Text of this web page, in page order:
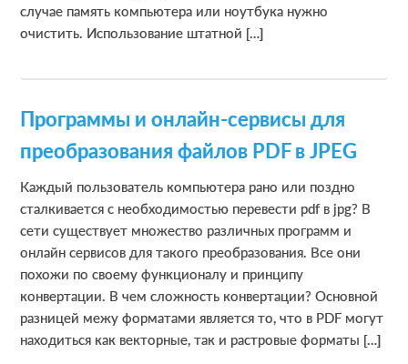
случае память компьютера или ноутбука нужно
очистить. Использование штатной […]
Программы и онлайн-сервисы для
преобразования файлов PDF в JPEG
Каждый пользователь компьютера рано или поздно
сталкивается с необходимостью перевести pdf в jpg? В
сети существует множество различных программ и
онлайн сервисов для такого преобразования. Все они
похожи по своему функционалу и принципу
конвертации. В чем сложность конвертации? Основной
разницей межу форматами является то, что в PDF могут
находиться как векторные, так и растровые форматы […]